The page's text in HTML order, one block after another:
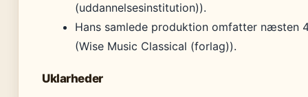
(uddannelsesinstitution)).
Hans samlede produktion omfatter næsten
(Wise Music Classical (forlag)).
Uklarheder